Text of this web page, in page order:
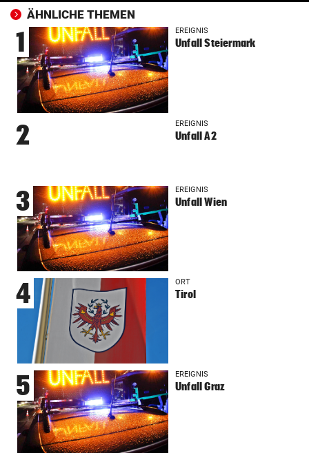
ÄHNLICHE THEMEN
1 EREIGNIS
Unfall Steiermark
2 EREIGNIS
Unfall A2
3 EREIGNIS
Unfall Wien
4 ORT
Tirol
5 EREIGNIS
Unfall Graz